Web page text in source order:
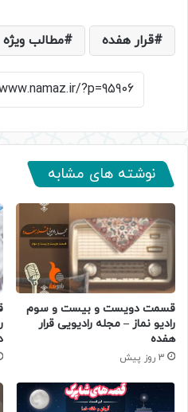
قرار هفده مطالب ویژه
نوشته های مشابه
قسمت دویست و بیست و سوم
رادیو نماز – مجله رادیویی قرار
هفده
3 روز پیش